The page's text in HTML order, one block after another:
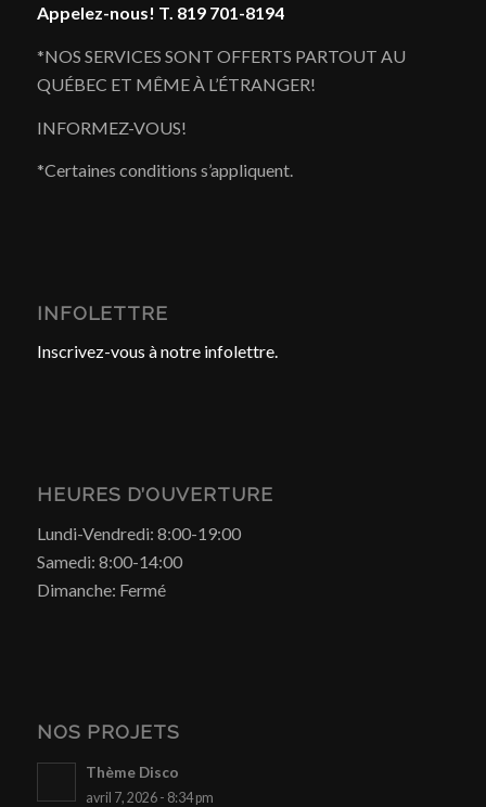
Appelez-nous! T. 819 701-8194
*NOS SERVICES SONT OFFERTS PARTOUT AU
QUÉBEC ET MÊME À L’ÉTRANGER!
INFORMEZ-VOUS!
*Certaines conditions s’appliquent.
INFOLETTRE
Inscrivez-vous à notre infolettre.
HEURES D’OUVERTURE
Lundi-Vendredi: 8:00-19:00
Samedi: 8:00-14:00
Dimanche: Fermé
NOS PROJETS
Thème Disco
avril 7, 2026 - 8:34 pm